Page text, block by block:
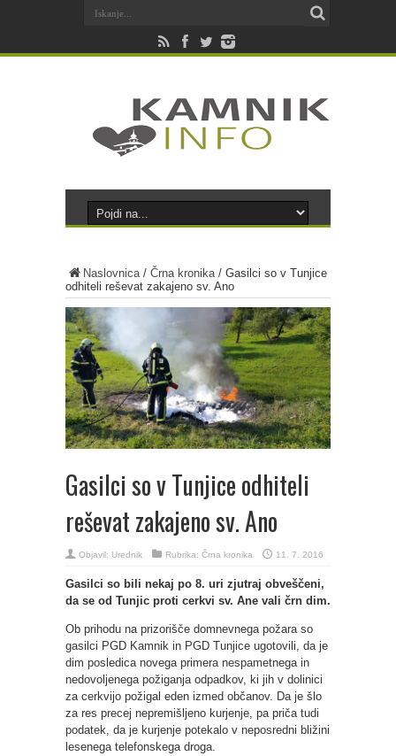
Naslovnica/ Črna kronika/ Gasilci so v Tunjice
odhiteli reševat zakajeno sv. Ano
Gasilci so v Tunjice odhiteli
reševat zakajeno sv. Ano
Objavil: Urednik Rubrika: Črna kronika 11. 7. 2016
Gasilci so bili nekaj po 8. uri zjutraj obveščeni,
da se od Tunjic proti cerkvi sv. Ane vali črn dim.
Ob prihodu na prizorišče domnevnega požara so
gasilci PGD Kamnik in PGD Tunjice ugotovili, da je
dim posledica novega primera nespametnega in
nedovoljenega požiganja odpadkov, ki jih v dolinici
za cerkvijo požigal eden izmed občanov. Da je šlo
za res precej nepremišljeno kurjenje, pa priča tudi
podatek, da je kurjenje potekalo v neposredni bližini
lesenega telefonskega droga.